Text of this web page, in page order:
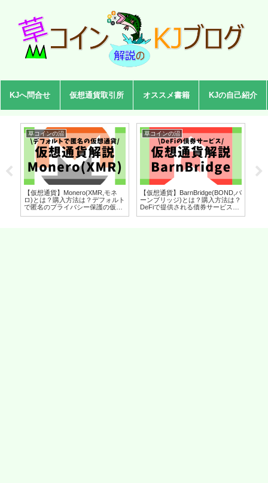
KJへ問合せ 仮想通貨取引所 オススメ書籍 KJの自己紹介
草コインの沼
【仮想通貨】Monero(XMR,モネ
ロ)とは？購入方法は？デフォルト
で匿名のプライバシー保護の仮想
草コインの沼
【仮想通貨】BarnBridge(BOND,バ
ーンブリッジ)とは？購入方法は？
DeFiで提供される債券サービスを